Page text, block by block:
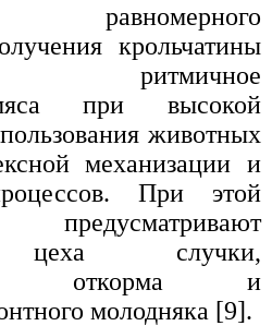
равномерного
крольчатины
ритмичное
при высокой
животных
механизации и
При этой
цеха случки,
откорма и
молодняка [9].